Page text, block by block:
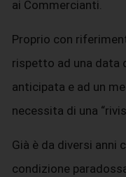
ai Commercianti.
Proprio con
rispetto ad una data
anticipata e ad un
necessita di una
Già è da diversi anni
condizione